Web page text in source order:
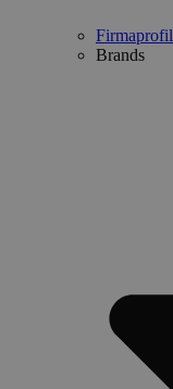
Firmaprofil
Brands